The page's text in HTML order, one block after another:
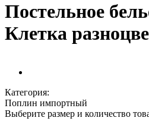
Постельное
Клетка
Категория:
Поплин импортный
Выберите размер и количество